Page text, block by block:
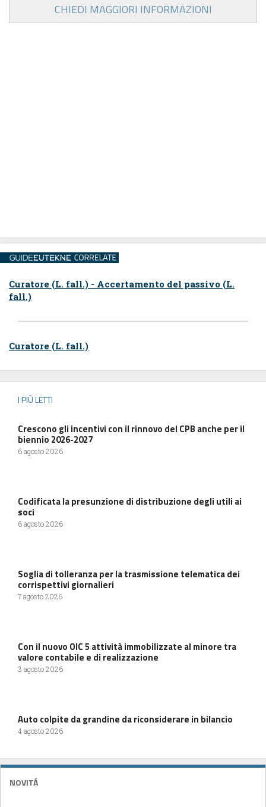
CHIEDI MAGGIORI INFORMAZIONI
Curatore (L. fall.) - Accertamento del passivo (L.
fall.)
Curatore (L. fall.)
I PIÙ LETTI
Crescono gli incentivi con il rinnovo del CPB anche per il
biennio 2026-2027
6 agosto 2026
Codificata la presunzione di distribuzione degli utili ai
soci
6 agosto 2026
Soglia di tolleranza per la trasmissione telematica dei
corrispettivi giornalieri
7 agosto 2026
Con il nuovo OIC 5 attività immobilizzate al minore tra
valore contabile e di realizzazione
3 agosto 2026
Auto colpite da grandine da riconsiderare in bilancio
4 agosto 2026
NOVITÁ